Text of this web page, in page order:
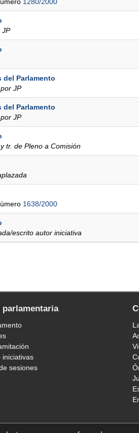
JP
del Parlamento
JP
del Parlamento
JP
tr. de Pleno a Comisión
1638/2000
escrito autor iniciativa
iniciativas
sesiones